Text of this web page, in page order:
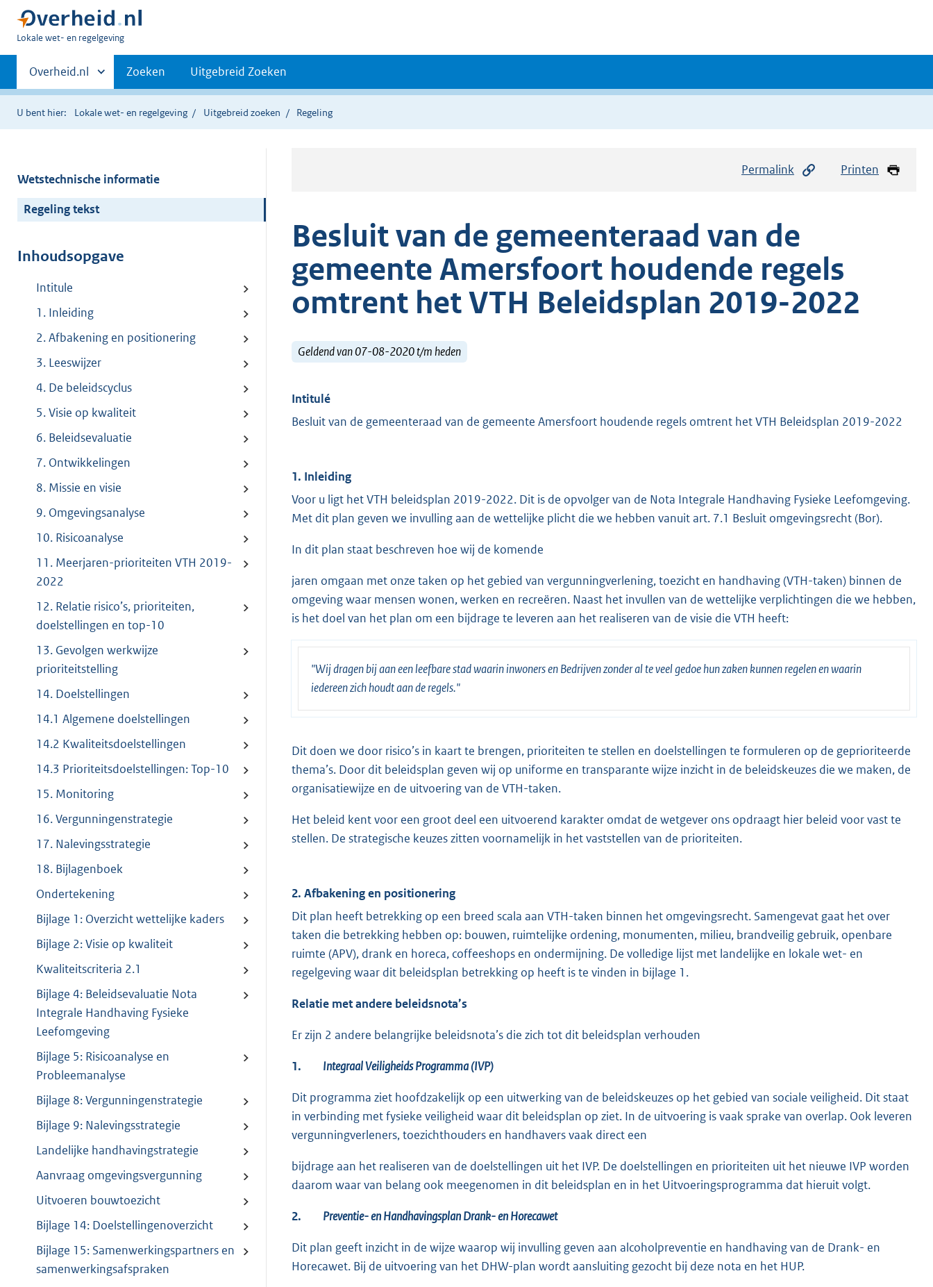
U
hier:
Lokale wet- en regelgeving
Primaire
navigatie
Andere
sites
binnen
Overheid.nl Zoeken Uitgebreid Zoeken
U bent hier: Lokale wet- en regelgeving Uitgebreid zoeken Regeling
Wetstechnische informatie
Regeling tekst
Inhoudsopgave
Intitule
1. Inleiding
2. Afbakening en positionering
3. Leeswijzer
4. De beleidscyclus
5. Visie op kwaliteit
6. Beleidsevaluatie
7. Ontwikkelingen
8. Missie en visie
9. Omgevingsanalyse
10. Risicoanalyse
11. Meerjaren-prioriteiten VTH 2019-
2022
12. Relatie risico’s, prioriteiten,
doelstellingen en top-10
13. Gevolgen werkwijze
prioriteitstelling
14. Doelstellingen
14.1 Algemene doelstellingen
14.2 Kwaliteitsdoelstellingen
14.3 Prioriteitsdoelstellingen: Top-10
15. Monitoring
16. Vergunningenstrategie
17. Nalevingsstrategie
18. Bijlagenboek
Ondertekening
Bijlage 1: Overzicht wettelijke kaders
Bijlage 2: Visie op kwaliteit
Kwaliteitscriteria 2.1
Bijlage 4: Beleidsevaluatie Nota
Integrale Handhaving Fysieke
Leefomgeving
Bijlage 5: Risicoanalyse en
Probleemanalyse
Bijlage 8: Vergunningenstrategie
Bijlage 9: Nalevingsstrategie
Landelijke handhavingstrategie
Aanvraag omgevingsvergunning
Uitvoeren bouwtoezicht
Bijlage 14: Doelstellingenoverzicht
Bijlage 15: Samenwerkingspartners en
samenwerkingsafspraken
Permalink Printen
Besluit van de gemeenteraad van de
gemeente Amersfoort houdende regels
omtrent het VTH Beleidsplan 2019-2022
Geldend van 07-08-2020 t/m heden
Intitulé
Besluit van de gemeenteraad van de gemeente Amersfoort houdende regels omtrent het VTH Beleidsplan 2019-2022
1. Inleiding
Voor u ligt het VTH beleidsplan 2019-2022. Dit is de opvolger van de Nota Integrale Handhaving Fysieke Leefomgeving.
Met dit plan geven we invulling aan de wettelijke plicht die we hebben vanuit art. 7.1 Besluit omgevingsrecht (Bor).
In dit plan staat beschreven hoe wij de komende
jaren omgaan met onze taken op het gebied van vergunningverlening, toezicht en handhaving (VTH-taken) binnen de
omgeving waar mensen wonen, werken en recreëren. Naast het invullen van de wettelijke verplichtingen die we hebben,
is het doel van het plan om een bijdrage te leveren aan het realiseren van de visie die VTH heeft:
"Wij dragen bij aan een leefbare stad waarin inwoners en Bedrijven zonder al te veel gedoe hun zaken kunnen regelen en waarin
iedereen zich houdt aan de regels."
Dit doen we door risico’s in kaart te brengen, prioriteiten te stellen en doelstellingen te formuleren op de geprioriteerde
thema’s. Door dit beleidsplan geven wij op uniforme en transparante wijze inzicht in de beleidskeuzes die we maken, de
organisatiewijze en de uitvoering van de VTH-taken.
Het beleid kent voor een groot deel een uitvoerend karakter omdat de wetgever ons opdraagt hier beleid voor vast te
stellen. De strategische keuzes zitten voornamelijk in het vaststellen van de prioriteiten.
2. Afbakening en positionering
Dit plan heeft betrekking op een breed scala aan VTH-taken binnen het omgevingsrecht. Samengevat gaat het over
taken die betrekking hebben op: bouwen, ruimtelijke ordening, monumenten, milieu, brandveilig gebruik, openbare
ruimte (APV), drank en horeca, coffeeshops en ondermijning. De volledige lijst met landelijke en lokale wet- en
regelgeving waar dit beleidsplan betrekking op heeft is te vinden in bijlage 1.
Relatie met andere beleidsnota’s
Er zijn 2 andere belangrijke beleidsnota’s die zich tot dit beleidsplan verhouden
1. IntegraalVeiligheidsProgramma (IVP)
Dit programma ziet hoofdzakelijk op een uitwerking van de beleidskeuzes op het gebied van sociale veiligheid. Dit staat
in verbinding met fysieke veiligheid waar dit beleidsplan op ziet. In de uitvoering is vaak sprake van overlap. Ook leveren
vergunningverleners, toezichthouders en handhavers vaak direct een
bijdrage aan het realiseren van de doelstellingen uit het IVP. De doelstellingen en prioriteiten uit het nieuwe IVP worden
daarom waar van belang ook meegenomen in dit beleidsplan en in het Uitvoeringsprogramma dat hieruit volgt.
2. Preventie- en Handhavingsplan Drank- en Horecawet
Dit plan geeft inzicht in de wijze waarop wij invulling geven aan alcoholpreventie en handhaving van de Drank- en
Horecawet. Bij de uitvoering van het DHW-plan wordt aansluiting gezocht bij deze nota en het HUP.